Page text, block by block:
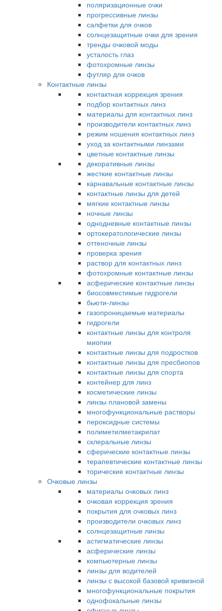
поляризационные очки
прогрессивные линзы
салфетки для очков
солнцезащитные очки для зрения
тренды очковой моды
усталость глаз
фотохромные линзы
футляр для очков
Контактные линзы
контактная коррекция зрения
подбор контактных линз
материалы для контактных линз
производители контактных линз
режим ношения контактных линз
уход за контактными линзами
цветные контактные линзы
декоративные линзы
жесткие контактные линзы
карнавальные контактные линзы
контактные линзы для детей
мягкие контактные линзы
ночные линзы
однодневные контактные линзы
ортокератологические линзы
оттеночные линзы
проверка зрения
раствор для контактных линз
фотохромные контактные линзы
асферические контактные линзы
биосовместимые гидрогели
бьюти-линзы
газопроницаемые материалы
гидрогели
контактные линзы для контроля
миопии
контактные линзы для подростков
контактные линзы для пресбиопов
контактные линзы для спорта
контейнер для линз
косметические линзы
линзы плановой замены
многофункциональные растворы
пероксидные системы
полиметилметакрилат
склеральные линзы
сферические контактные линзы
терапевтические контактные линзы
торические контактные линзы
Очковые линзы
материалы очковых линз
очковая коррекция зрения
покрытия для очковых линз
производители очковых линз
солнцезащитные линзы
астигматические линзы
асферические линзы
компьютерные линзы
линзы для водителей
линзы с высокой базовой кривизной
многофункциональные покрытия
однофокальные линзы